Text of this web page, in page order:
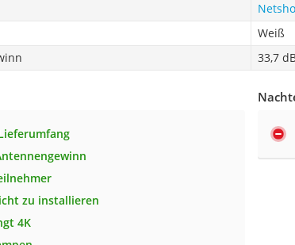
Weiß
33,7
zu installieren
4K